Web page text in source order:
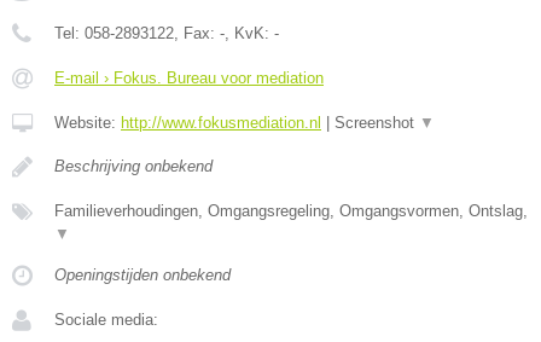
Tel: 058-2893122 , Fax: - , KvK: -
E-mail › Fokus. Bureau voor mediation
Website: http://www.fokusmediation.nl Screenshot ▼
Beschrijving onbekend
Familieverhoudingen, Omgangsregeling, Omgangsvormen, Ontslag,
▼
Openingstijden onbekend
Sociale media: